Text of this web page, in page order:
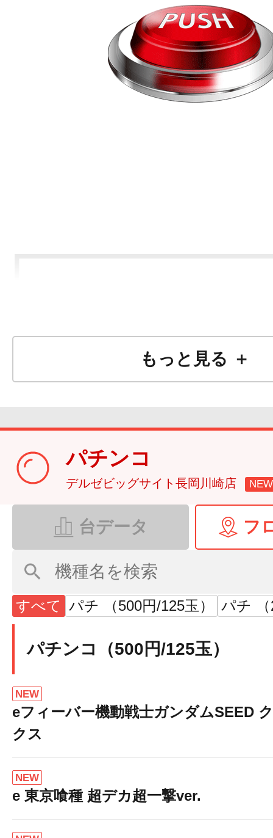
もっと見る ＋
パチンコ
デルゼビッグサイト長岡川崎店 NEW
台データ フ
すべて パチ （500円/125玉） パチ
パチンコ（500円/125玉）
NEW
eフィーバー機動戦士ガンダムSEED
クス
NEW
e 東京喰種 超デカ超一撃ver.